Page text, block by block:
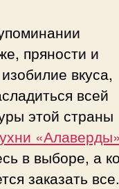
пряности и
вкуса,
всей
этой страны
в выборе, а
заказать все.